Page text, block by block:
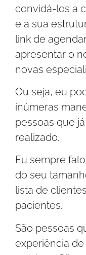
convidá-los a
e a sua
link de
apresentar o
novas
Ou seja, eu
inúmeras
pessoas que
realizado.
Eu sempre
do seu
lista de
pacientes.
São pessoas
experiência